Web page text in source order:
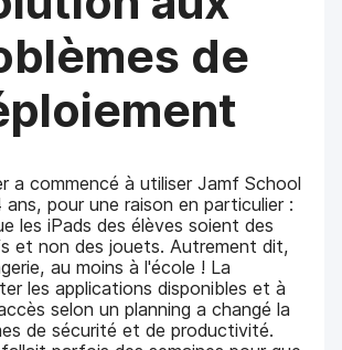
de
a commencé à utiliser Jamf School
pour une raison en particulier :
les iPads des élèves soient des
et non des jouets. Autrement dit,
au moins à l'école ! La
les applications disponibles et à
selon un planning a changé la
de sécurité et de productivité.